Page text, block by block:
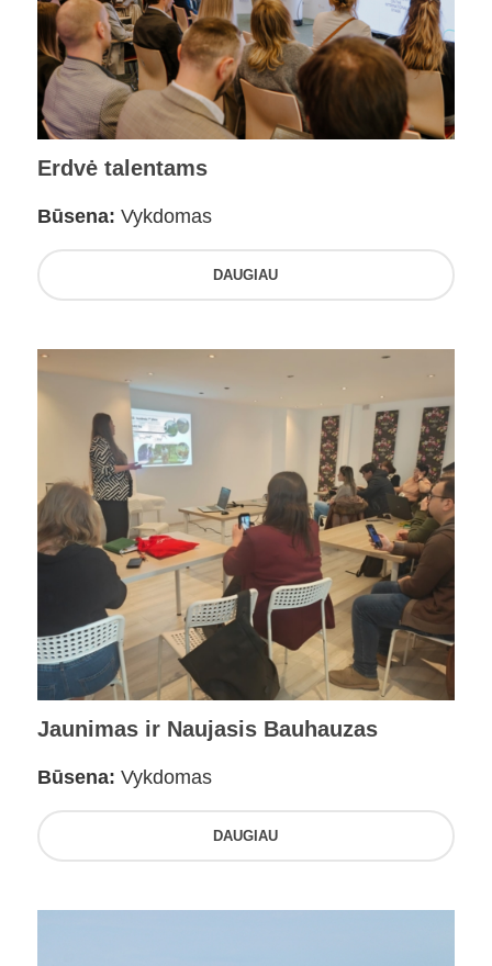
Erdvė talentams
Būsena: Vykdomas
DAUGIAU
Jaunimas ir Naujasis Bauhauzas
Būsena: Vykdomas
DAUGIAU